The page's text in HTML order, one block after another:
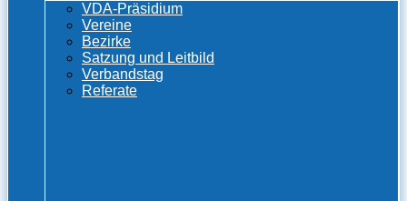
VDA-Präsidium
Vereine
Bezirke
Satzung und Leitbild
Verbandstag
Referate